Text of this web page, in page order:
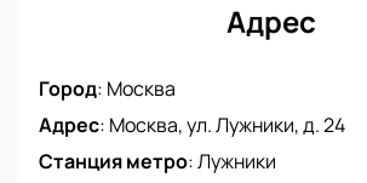
Адрес
Город: Москва
Адрес: Москва, ул. Лужники, д. 24
Станция метро:Лужники